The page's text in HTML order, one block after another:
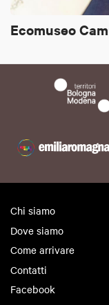
Ecomuseo
Chi siamo
Dove siamo
Come arrivare
Contatti
Facebook